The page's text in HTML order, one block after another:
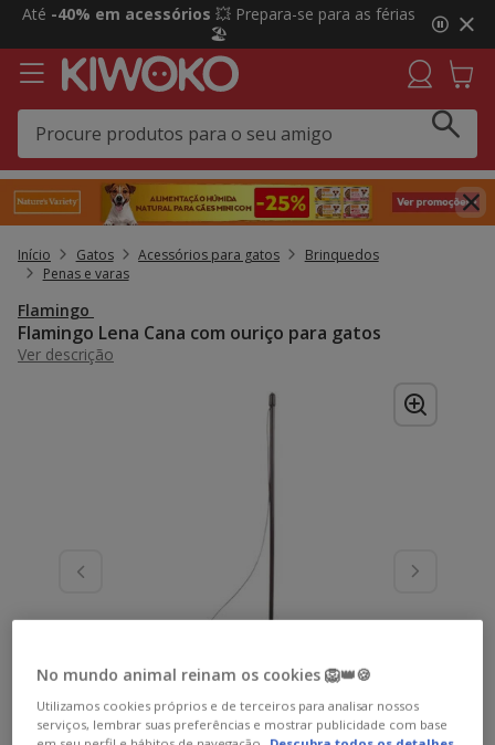
2
3,
mensagem,
Até -40% em acessórios 💥 Prepara-se para as férias
🏖️
Início Gatos Acessórios para gatos
Brinquedos
Penas e varas
Flamingo
Flamingo Lena Cana com ouriço para gatos
Ver descrição
No mundo animal reinam os cookies 🦁👑🍪
Utilizamos cookies próprios e de terceiros para analisar nossos
serviços, lembrar suas preferências e mostrar publicidade com base